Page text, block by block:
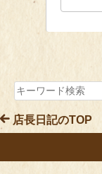
店長日記のTOP